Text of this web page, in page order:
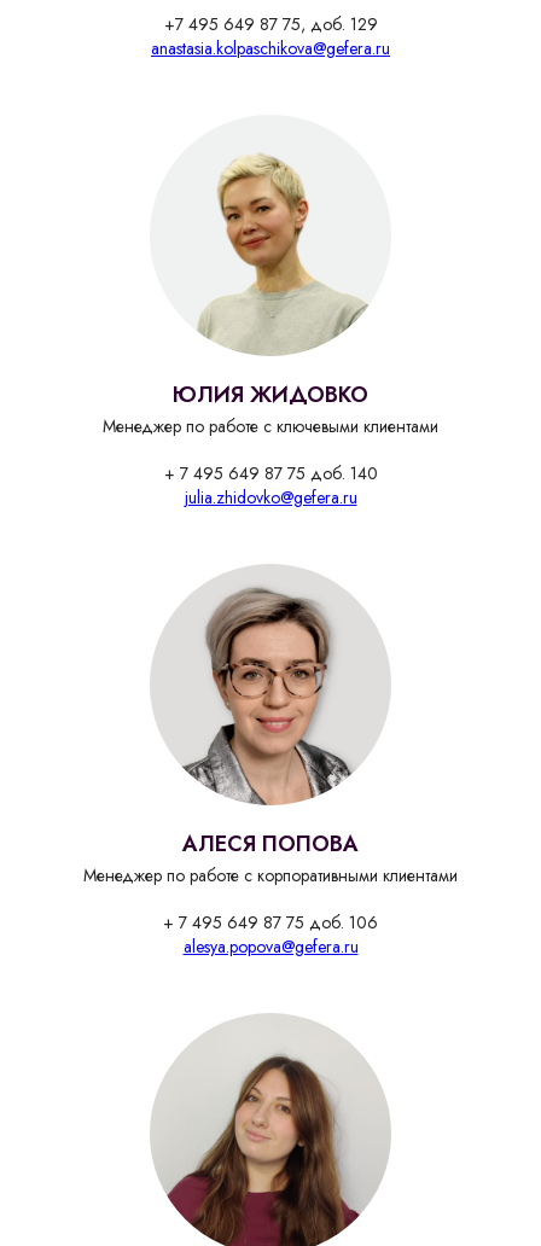
+7 495 649 87 75, доб. 129
anastasia.kolpaschikova@gefera.ru
ЮЛИЯ ЖИДОВКО
Менеджер по работе с ключевыми клиентами
+ 7 495 649 87 75 доб. 140
julia.zhidovko@gefera.ru
АЛЕСЯ ПОПОВА
Менеджер по работе с корпоративными клиентами
+ 7 495 649 87 75 доб. 106
alesya.popova@gefera.ru